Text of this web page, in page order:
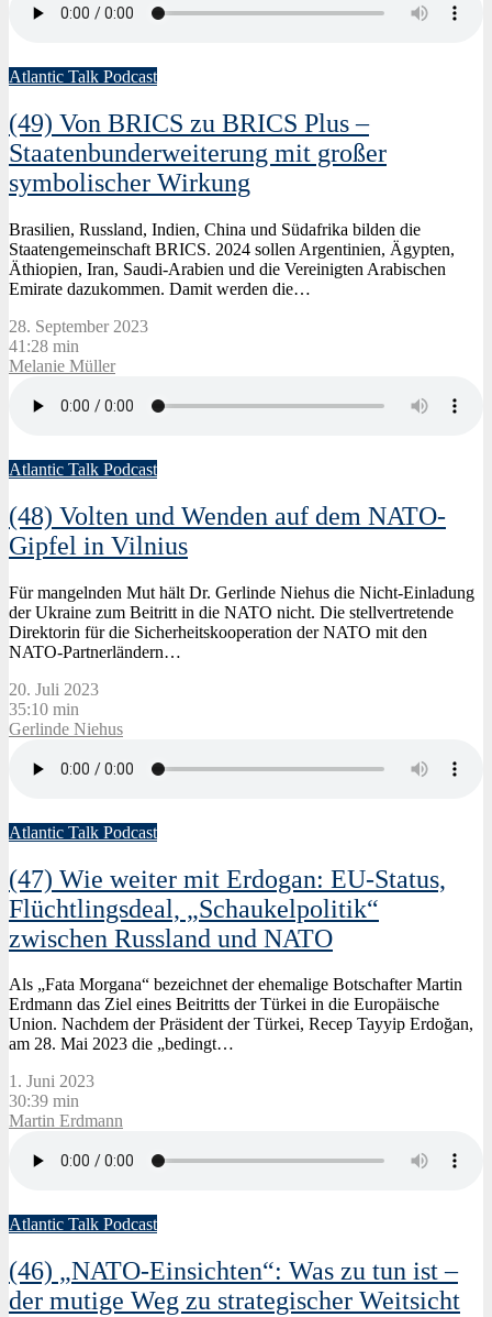
Atlantic Talk Podcast
(49) Von BRICS zu BRICS Plus –
Staatenbunderweiterung mit großer
symbolischer Wirkung
Brasilien, Russland, Indien, China und Südafrika bilden die
Staatengemeinschaft BRICS. 2024 sollen Argentinien, Ägypten,
Äthiopien, Iran, Saudi-Arabien und die Vereinigten Arabischen
Emirate dazukommen. Damit werden die…
28. September 2023
41:28 min
Melanie Müller
Atlantic Talk Podcast
(48) Volten und Wenden auf dem NATO-
Gipfel in Vilnius
Für mangelnden Mut hält Dr. Gerlinde Niehus die Nicht-Einladung
der Ukraine zum Beitritt in die NATO nicht. Die stellvertretende
Direktorin für die Sicherheitskooperation der NATO mit den
NATO-Partnerländern…
20. Juli 2023
35:10 min
Gerlinde Niehus
Atlantic Talk Podcast
(47) Wie weiter mit Erdogan: EU-Status,
Flüchtlingsdeal, „Schaukelpolitik“
zwischen Russland und NATO
Als „Fata Morgana“ bezeichnet der ehemalige Botschafter Martin
Erdmann das Ziel eines Beitritts der Türkei in die Europäische
Union. Nachdem der Präsident der Türkei, Recep Tayyip Erdoğan,
am 28. Mai 2023 die „bedingt…
1. Juni 2023
30:39 min
Martin Erdmann
Atlantic Talk Podcast
(46) „NATO-Einsichten“: Was zu tun ist –
der mutige Weg zu strategischer Weitsicht